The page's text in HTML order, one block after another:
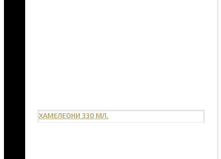
ХАМЕЛЕОНИ 330 МЛ.